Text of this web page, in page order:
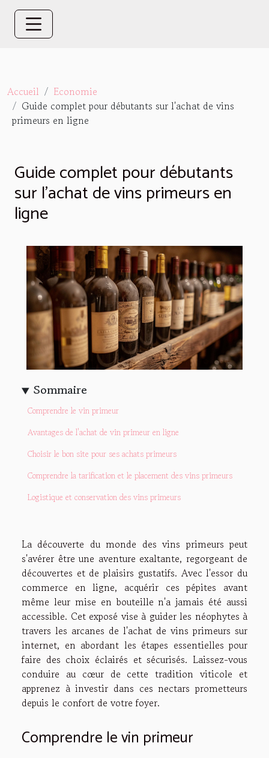
Accueil
Economie
Guide complet pour débutants sur l'achat de vins
primeurs en ligne
Guide complet pour débutants
sur l'achat de vins primeurs en
ligne
Sommaire
Comprendre le vin primeur
Avantages de l'achat de vin primeur en ligne
Choisir le bon site pour ses achats primeurs
Comprendre la tarification et le placement des vins primeurs
Logistique et conservation des vins primeurs
La découverte du monde des vins primeurs peut
s'avérer être une aventure exaltante, regorgeant de
découvertes et de plaisirs gustatifs. Avec l'essor du
commerce en ligne, acquérir ces pépites avant
même leur mise en bouteille n'a jamais été aussi
accessible. Cet exposé vise à guider les néophytes à
travers les arcanes de l'achat de vins primeurs sur
internet, en abordant les étapes essentielles pour
faire des choix éclairés et sécurisés. Laissez-vous
conduire au cœur de cette tradition viticole et
apprenez à investir dans ces nectars prometteurs
depuis le confort de votre foyer.
Comprendre le vin primeur